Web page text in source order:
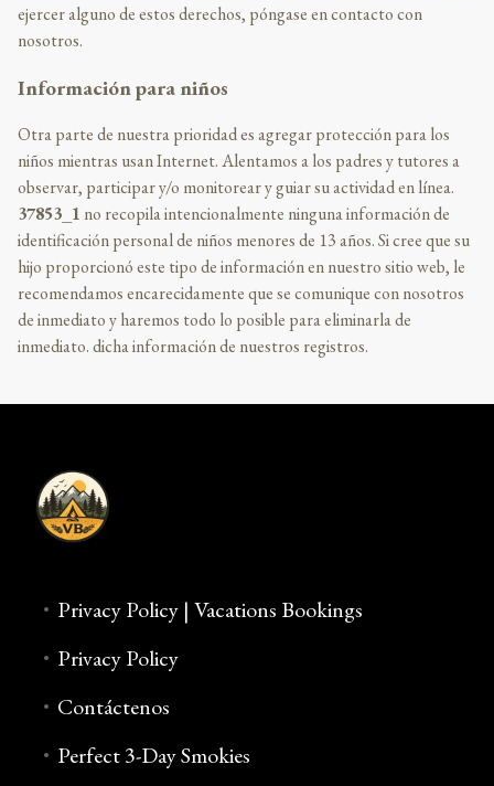
ejercer alguno de estos derechos, póngase en contacto con
nosotros.
Información para niños
Otra parte de nuestra prioridad es agregar protección para los
niños mientras usan Internet. Alentamos a los padres y tutores a
observar, participar y/o monitorear y guiar su actividad en línea.
37853_1 no recopila intencionalmente ninguna información de
identificación personal de niños menores de 13 años. Si cree que su
hijo proporcionó este tipo de información en nuestro sitio web, le
recomendamos encarecidamente que se comunique con nosotros
de inmediato y haremos todo lo posible para eliminarla de
inmediato. dicha información de nuestros registros.
Privacy Policy | Vacations Bookings
Privacy Policy
Contáctenos
Perfect 3-Day Smokies